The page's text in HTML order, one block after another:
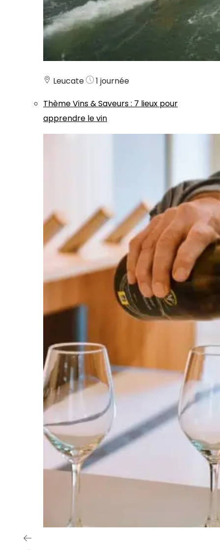
Leucate
1 journée
ThèmeVins & Saveurs: 7 lieux pour
apprendre le vin